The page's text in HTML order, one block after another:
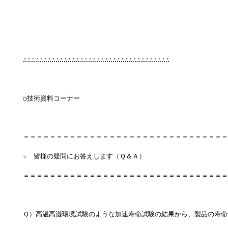
∴∴∴∴∴∴∴∴∴∴∴∴∴∴∴∴∴∴∴∴∴∴∴∴∴∴∴∴∴∴∴∴∴∴∴∴
○技術資料コーナー
＝＝＝＝＝＝＝＝＝＝＝＝＝＝＝＝＝＝＝＝＝＝＝＝＝＝＝＝＝＝
☆　皆様の疑問にお答えします（Ｑ＆Ａ）
＝＝＝＝＝＝＝＝＝＝＝＝＝＝＝＝＝＝＝＝＝＝＝＝＝＝＝＝＝＝
Ｑ）高温高湿環境試験のような加速寿命試験の結果から、製品の寿